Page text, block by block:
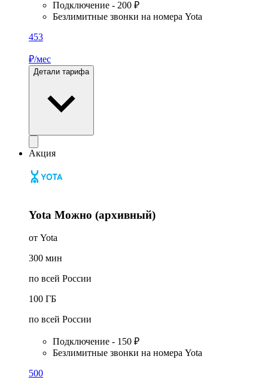
Подключение - 200 ₽
Безлимитные звонки на номера Yota
453
₽/мес
Детали тарифа
Акция
Yota Можно (архивный)
от Yota
300 мин
по всей России
100 ГБ
по всей России
Подключение - 150 ₽
Безлимитные звонки на номера Yota
500